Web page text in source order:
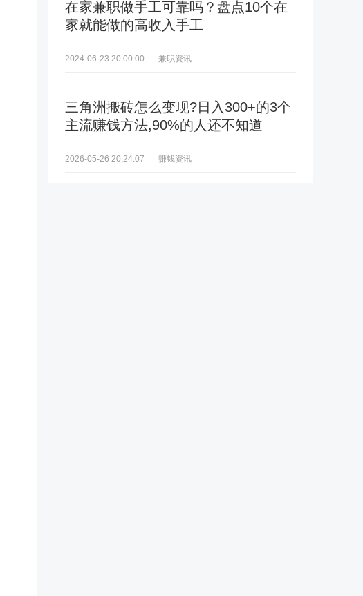
在家兼职做手工可靠吗？盘点10个在
家就能做的高收入手工
2024-06-23 20:00:00 兼职资讯
三角洲搬砖怎么变现?日入300+的3个
主流赚钱方法,90%的人还不知道
2026-05-26 20:24:07 赚钱资讯